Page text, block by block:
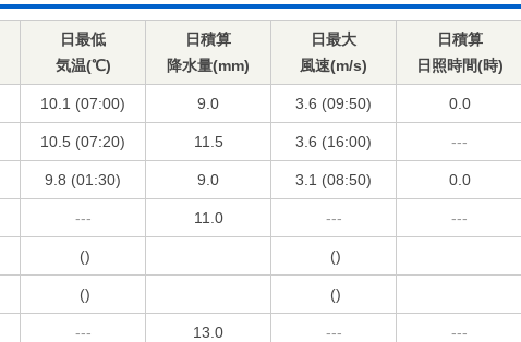
日最低
気温(℃)
日積算
降水量(mm)
日最大
風速(m/s)
日積算
日照時間(時)
10.1 (07:00) 9.0 3.6 (09:50) 0.0
10.5 (07:20) 11.5 3.6 (16:00) ---
9.8 (01:30) 9.0 3.1 (08:50) 0.0
--- 11.0 --- ---
() ()
() ()
--- 13.0 --- ---